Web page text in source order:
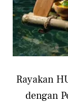
Rayakan
dengan